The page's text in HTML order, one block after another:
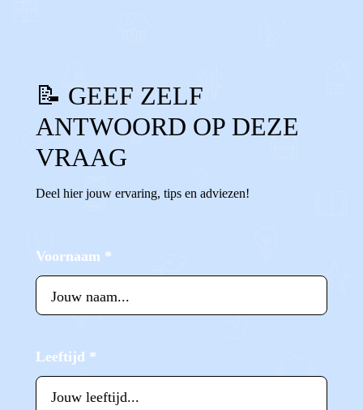
📝 GEEF ZELF
ANTWOORD OP DEZE
VRAAG
Deel hier jouw ervaring, tips en adviezen!
Voornaam *
Leeftijd *